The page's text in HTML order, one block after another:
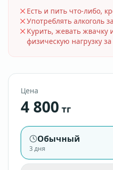
Есть и пить что-либо,
Употреблять алкоголь
Курить, жевать жвачку
физическую нагрузку
Цена
4 800 тг
Обычный
3 дня